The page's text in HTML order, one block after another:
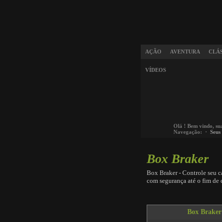
AÇÃO AVENTURA
VÍDEOS
Olá ! Bem vindo,
Navegação: ·
Box Braker
Box Braker - Controle seu
com segurança até o fim de
Box Braker